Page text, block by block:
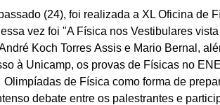
(24), foi realizada a XL Oficina de
vez foi "A Física nos Vestibulares
Koch Torres Assis e Mario Bernal,
à Unicamp, os provas de Físicas no
de Física como forma de
debate entre os palestrantes e